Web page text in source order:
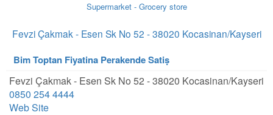
Supermarket - Grocery store
Fevzi Çakmak - Esen Sk No 52 - 38020 Kocasinan/Kayseri
Bim Toptan Fiyatina Perakende Satiṣ
Fevzi Çakmak - Esen Sk No 52 - 38020 Kocasinan/Kayseri
0850 254 4444
Web Site